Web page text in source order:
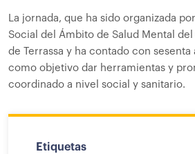
La jornada, que ha sido organizada
Social del Ámbito de Salud Mental
de Terrassa y ha contado con sesenta
como objetivo dar herramientas y
coordinado a nivel social y sanitario.
Etiquetas